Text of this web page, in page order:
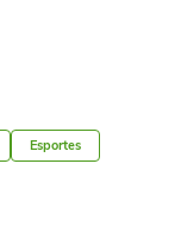
Esportes